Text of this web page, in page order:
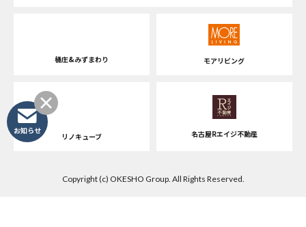
桶庄&みずまわり モアリビング
リノキューブ 名古屋Rエイジ不動産
Copyright (c) OKESHO Group. All Rights Reserved.
お知らせ